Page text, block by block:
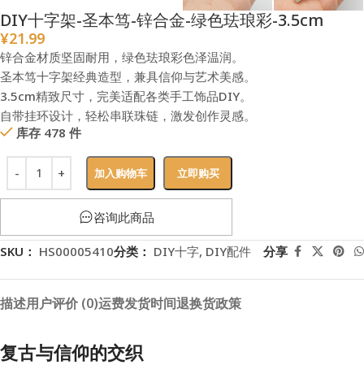
DIY十字架-圣本笃-锌合金-绿色珐琅彩-3.5cm
¥21.99
锌合金材质坚固耐用，绿色珐琅彩色泽温润。
圣本笃十字架经典造型，兼具信仰与艺术美感。
3.5cm精致尺寸，完美适配各类手工饰品DIY。
自带挂环设计，轻松串联珠链，激发创作灵感。
库存 478 件
加入购物车 立即购买
咨询此商品
SKU： HS00005410分类： DIY十字, DIY配件 分享
描述用户评价 (0)运费发货时间退换货政策
复古与信仰的交织